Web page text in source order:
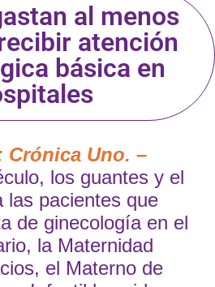
al menos
atención
básica en
Uno. –
los guantes y el
las pacientes que
de ginecología en el
la Maternidad
el Materno de